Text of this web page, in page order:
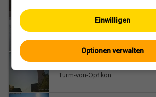
Greifensee
›-North-West
Opfikon
Turm-von-Opfikon
Einwilligen
Optionen verwalten